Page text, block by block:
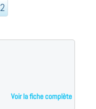
2
Voir la fiche complète